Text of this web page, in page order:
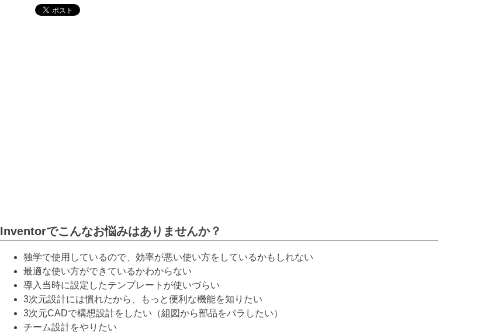
Inventorでこんなお悩みはありませんか？
独学で使用しているので、効率が悪い使い方をしているかもしれない
最適な使い方ができているかわからない
導入当時に設定したテンプレートが使いづらい
3次元設計には慣れたから、もっと便利な機能を知りたい
3次元CADで構想設計をしたい（組図から部品をバラしたい）
チーム設計をやりたい